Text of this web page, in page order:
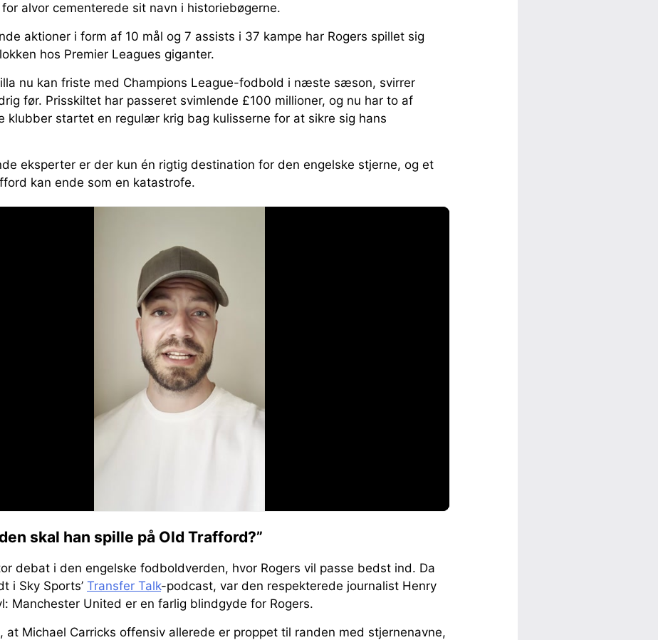
alvor cementerede sit navn i historiebøgerne.
aktioner i form af 10 mål og 7 assists i 37 kampe har Rogers spillet sig
hos Premier Leagues giganter.
nu kan friste med Champions League-fodbold i næste sæson, svirrer
før. Prisskiltet har passeret svimlende £100 millioner, og nu har to af
klubber startet en regulær krig bag kulisserne for at sikre sig hans
eksperter er der kun én rigtig destination for den engelske stjerne, og et
kan ende som en katastrofe.
skal han spille på Old Trafford?”
debat i den engelske fodboldverden, hvor Rogers vil passe bedst ind. Da
i Sky Sports’ Transfer Talk-podcast, var den respekterede journalist Henry
Manchester United er en farlig blindgyde for Rogers.
at Michael Carricks offensiv allerede er proppet til randen med stjernenavne,